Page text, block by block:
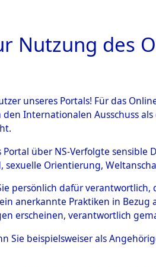
Ermittlungen
0003
Nutzung des
unseres Portals! Für das
den Internationalen Ausschuss
Portal über NS-Verfolgte
sexuelle Orientierung,
persönlich dafür
anerkannte Praktiken in
erscheinen, verantwortlich
Sie beispielsweiser als